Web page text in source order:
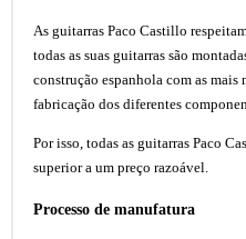
As guitarras Paco Castillo
todas as suas guitarras são
construção espanhola com as mais
fabricação dos diferentes
Por isso, todas as guitarras Paco
superior a um preço razoável.
Processo de manufatura